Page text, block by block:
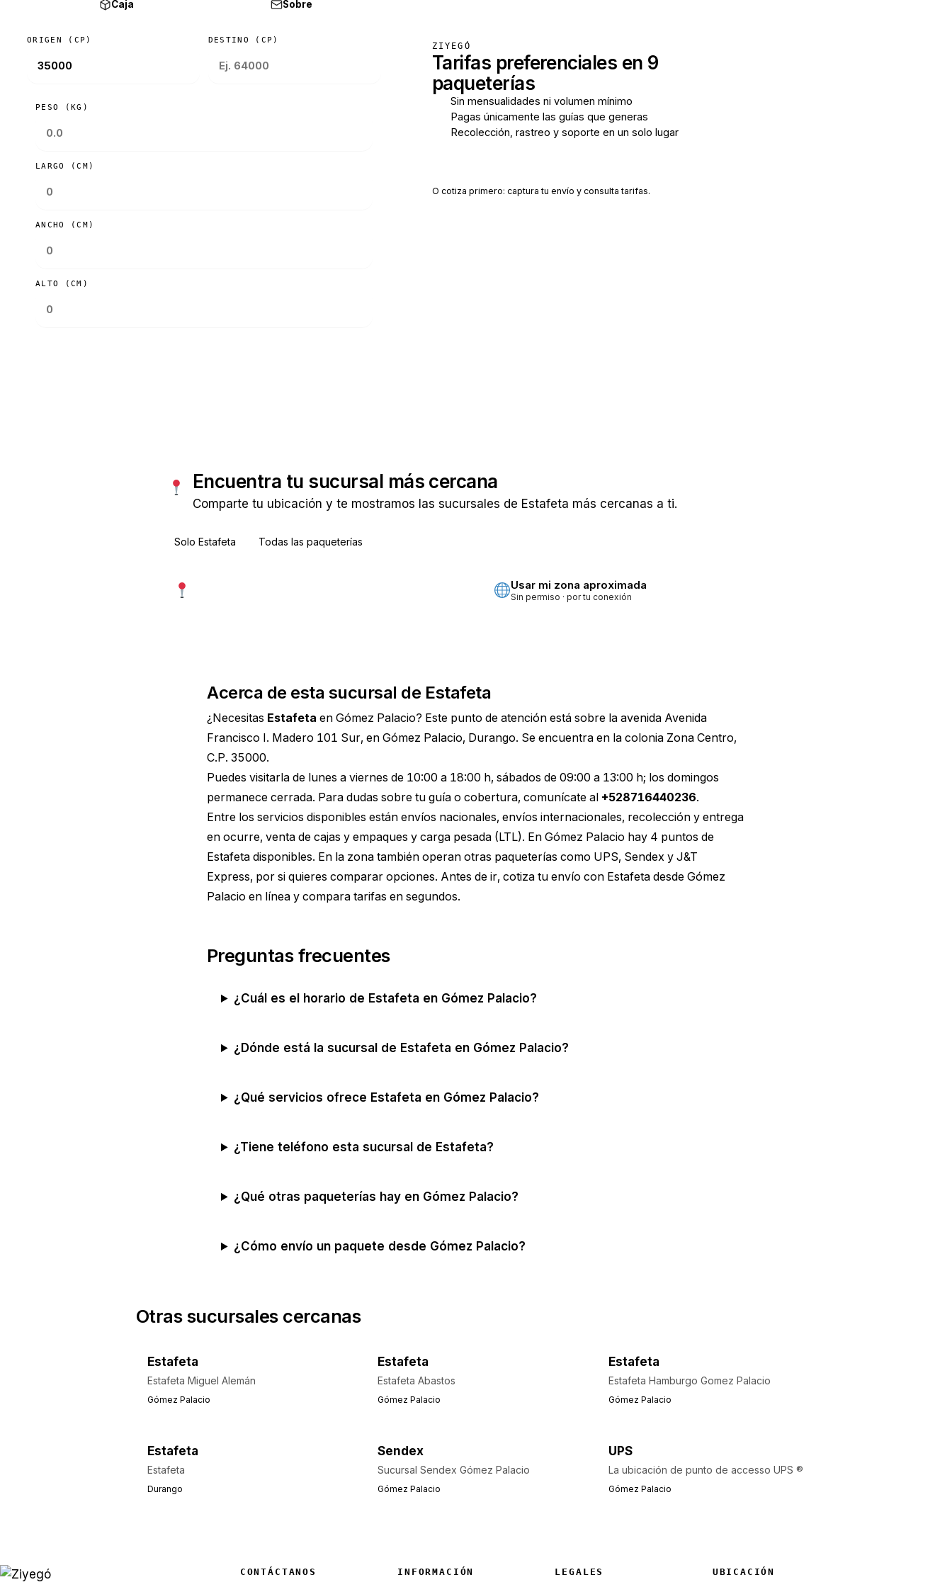
Caja Sobre
ORIGEN (CP) DESTINO (CP)
PESO (KG)
LARGO (CM)
ANCHO (CM)
ALTO (CM)
ZIYEGÓ
Tarifas preferenciales en 9
paqueterías
Sin mensualidades ni volumen mínimo
Pagas únicamente las guías que generas
Recolección, rastreo y soporte en un solo lugar
O cotiza primero: captura tu envío y consulta tarifas.
Encuentra tu sucursal más cercana
Comparte tu ubicación y te mostramos las sucursales de Estafeta más cercanas a ti.
Solo Estafeta Todas las paqueterías
Usar mi zona aproximada
Sin permiso · por tu conexión
Acerca de esta sucursal de Estafeta
¿Necesitas Estafeta en Gómez Palacio? Este punto de atención está sobre la avenida Avenida
Francisco I. Madero 101 Sur, en Gómez Palacio, Durango. Se encuentra en la colonia Zona Centro,
C.P. 35000.
Puedes visitarla de lunes a viernes de 10:00 a 18:00 h, sábados de 09:00 a 13:00 h; los domingos
permanece cerrada. Para dudas sobre tu guía o cobertura, comunícate al +528716440236.
Entre los servicios disponibles están envíos nacionales, envíos internacionales, recolección y entrega
en ocurre, venta de cajas y empaques y carga pesada (LTL). En Gómez Palacio hay 4 puntos de
Estafeta disponibles. En la zona también operan otras paqueterías como UPS, Sendex y J&T
Express, por si quieres comparar opciones. Antes de ir, cotiza tu envío con Estafeta desde Gómez
Palacio en línea y compara tarifas en segundos.
Preguntas frecuentes
¿Cuál es el horario de Estafeta en Gómez Palacio?
¿Dónde está la sucursal de Estafeta en Gómez Palacio?
¿Qué servicios ofrece Estafeta en Gómez Palacio?
¿Tiene teléfono esta sucursal de Estafeta?
¿Qué otras paqueterías hay en Gómez Palacio?
¿Cómo envío un paquete desde Gómez Palacio?
Otras sucursales cercanas
Estafeta
Estafeta Miguel Alemán
Gómez Palacio
Estafeta
Estafeta Abastos
Gómez Palacio
Estafeta
Estafeta Hamburgo Gomez Palacio
Gómez Palacio
Estafeta
Estafeta
Durango
Sendex
Sucursal Sendex Gómez Palacio
Gómez Palacio
UPS
La ubicación de punto de accesso UPS ®
Gómez Palacio
CONTÁCTANOS INFORMACIÓN LEGALES UBICACIÓN